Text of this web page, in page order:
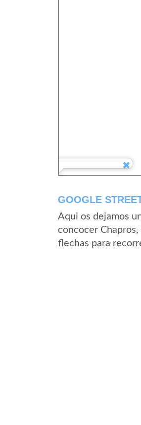
GOOGLE
Aqui os dejamos
concocer
flechas para